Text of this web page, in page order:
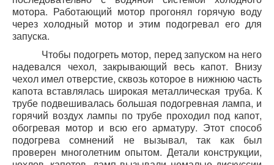
мотора. Работающий мотор прогонял горячую воду
через холодный мотор и этим подогревал его для
запуска.
Чтобы подогреть мотор, перед запуском на него
надевался чехол, закрывающий весь капот. Внизу
чехол имел отверстие, сквозь которое в нижнюю часть
капота вставлялась широкая металлическая труба. К
трубе подвешивалась большая подогревная лампа, и
горячий воздух лампы по трубе проходил под капот,
обогревая мотор и всю его арматуру. Этот способ
подогрева сомнений не вызывал, так как был
проверен многолетним опытом. Детали конструкции,